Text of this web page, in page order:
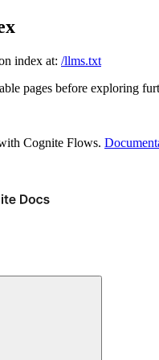
index at: /llms.txt
pages before exploring
Cognite Flows.